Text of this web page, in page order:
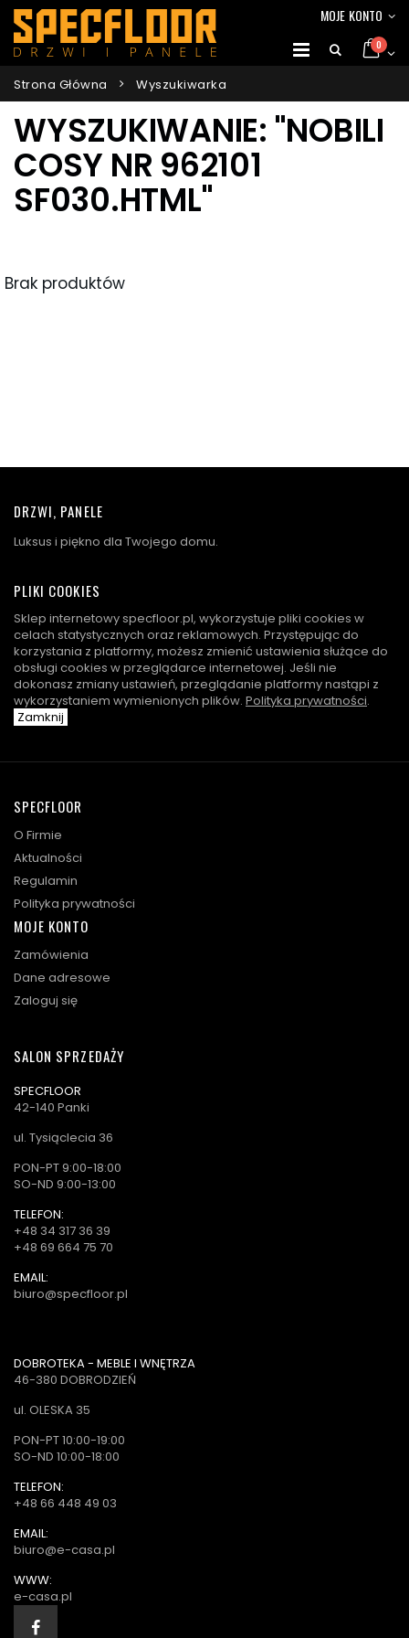
MOJE KONTO
0
Strona Główna Wyszukiwarka
WYSZUKIWANIE: "NOBILI
COSY NR 962101
SF030.HTML"
Brak produktów
DRZWI, PANELE
Luksus i piękno dla Twojego domu.
PLIKI COOKIES
Sklep internetowy specfloor.pl, wykorzystuje pliki cookies w
celach statystycznych oraz reklamowych. Przystępując do
korzystania z platformy, możesz zmienić ustawienia służące do
obsługi cookies w przeglądarce internetowej. Jeśli nie
dokonasz zmiany ustawień, przeglądanie platformy nastąpi z
wykorzystaniem wymienionych plików. Polityka prywatności.
Zamknij
SPECFLOOR
O Firmie
Aktualności
Regulamin
Polityka prywatności
MOJE KONTO
Zamówienia
Dane adresowe
Zaloguj się
SALON SPRZEDAŻY
SPECFLOOR
42-140 Panki
ul. Tysiąclecia 36
PON-PT 9:00-18:00
SO-ND 9:00-13:00
TELEFON:
+48 34 317 36 39
+48 69 664 75 70
EMAIL:
biuro@specfloor.pl
DOBROTEKA - MEBLE I WNĘTRZA
46-380 DOBRODZIEŃ
ul. OLESKA 35
PON-PT 10:00-19:00
SO-ND 10:00-18:00
TELEFON:
+48 66 448 49 03
EMAIL:
biuro@e-casa.pl
WWW:
e-casa.pl